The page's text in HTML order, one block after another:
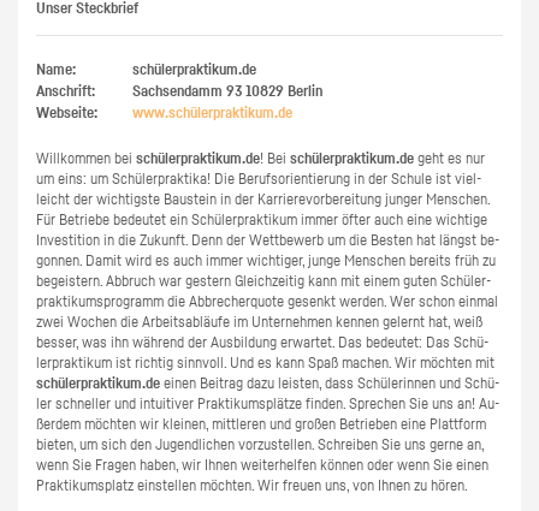
Unser Steckbrief
Name:
schülerpraktikum.de
Anschrift:
Sachsendamm 93 10829 Berlin
Webseite:
www.​schüler​prak​tiku​m.​de
Will­kom­men bei schü­ler­prak­ti­kum.de! Bei schü­ler­prak­ti­kum.de geht es nur
um eins: um Schü­ler­prak­ti­ka! Die Be­rufs­ori­en­tie­rung in der Schu­le ist viel­
leicht der wich­tigs­te Bau­stein in der Kar­rie­re­vor­be­rei­tung jun­ger Men­schen.
Für Be­trie­be be­deu­tet ein Schü­ler­prak­ti­kum immer öfter auch eine wich­ti­ge
In­ves­ti­ti­on in die Zu­kunft. Denn der Wett­be­werb um die Bes­ten hat längst be­
gon­nen. Damit wird es auch immer wich­ti­ger, junge Men­schen be­reits früh zu
be­geis­tern. Ab­bruch war ges­tern Gleich­zei­tig kann mit einem guten Schü­ler­
prak­ti­kums­pro­gramm die Ab­bre­cher­quo­te ge­senkt wer­den. Wer schon ein­mal
zwei Wo­chen die Ar­beits­ab­läu­fe im Un­ter­neh­men ken­nen ge­lernt hat, weiß
bes­ser, was ihn wäh­rend der Aus­bil­dung er­war­tet. Das be­deu­tet: Das Schü­
ler­prak­ti­kum ist rich­tig sinn­voll. Und es kann Spaß ma­chen. Wir möch­ten mit
schü­ler­prak­ti­kum.de einen Bei­trag dazu leis­ten, dass Schü­le­rin­nen und Schü­
ler schnel­ler und in­tui­ti­ver Prak­ti­kums­plät­ze fin­den. Spre­chen Sie uns an! Au­
ßer­dem möch­ten wir klei­nen, mitt­le­ren und gro­ßen Be­trie­ben eine Platt­form
bie­ten, um sich den Ju­gend­li­chen vor­zu­stel­len. Schrei­ben Sie uns gerne an,
wenn Sie Fra­gen haben, wir Ihnen wei­ter­hel­fen kön­nen oder wenn Sie einen
Prak­ti­kums­platz ein­stel­len möch­ten. Wir freu­en uns, von Ihnen zu hören.